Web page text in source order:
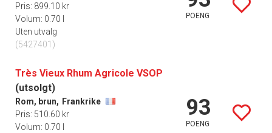
Pris: 899.10 kr
Volum: 0.70 l
Uten utvalg
(5427401)
POENG
Très Vieux Rhum Agricole VSOP
(utsolgt)
Rom, brun, Frankrike
Pris: 510.60 kr
Volum: 0.70 l
93
POENG